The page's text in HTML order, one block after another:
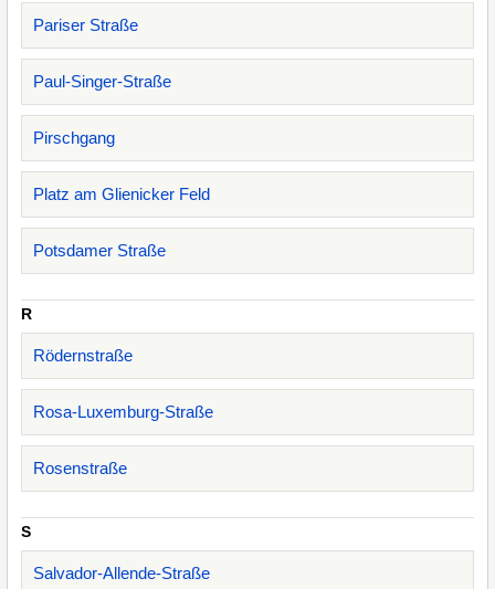
Pariser Straße
Paul-Singer-Straße
Pirschgang
Platz am Glienicker Feld
Potsdamer Straße
R
Rödernstraße
Rosa-Luxemburg-Straße
Rosenstraße
S
Salvador-Allende-Straße